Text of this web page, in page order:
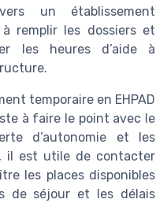
un établissement
remplir les dossiers et
les heures d’aide à
temporaire en EHPAD
à faire le point avec le
d’autonomie et les
il est utile de contacter
les places disponibles
de séjour et les délais